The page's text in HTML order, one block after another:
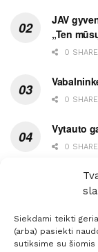
Siekdami teikti
(arba) pasiekti
sutiksime su
JAV
„Ten
0
0
Vytauto
0
Pietų
0